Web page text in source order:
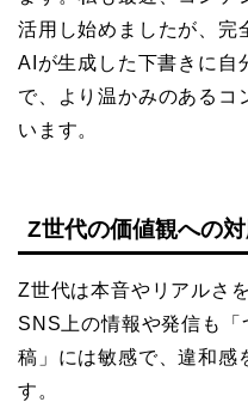
活用し始めましたが、完
AIが生成した下書きに自
で、より温かみのあるコ
います。
Z世代の価値観への
Z世代は本音やリアルさ
SNS上の情報や発信も
稿」には敏感で、違和感
す。